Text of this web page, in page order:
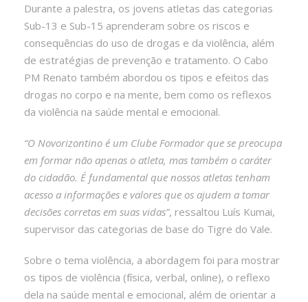
Durante a palestra, os jovens atletas das categorias
Sub-13 e Sub-15 aprenderam sobre os riscos e
consequências do uso de drogas e da violência, além
de estratégias de prevenção e tratamento. O Cabo
PM Renato também abordou os tipos e efeitos das
drogas no corpo e na mente, bem como os reflexos
da violência na saúde mental e emocional.
“O Novorizontino é um Clube Formador que se preocupa
em formar não apenas o atleta, mas também o caráter
do cidadão. É fundamental que nossos atletas tenham
acesso a informações e valores que os ajudem a tomar
decisões corretas em suas vidas”, ressaltou Luís Kumai,
supervisor das categorias de base do Tigre do Vale.
Sobre o tema violência, a abordagem foi para mostrar
os tipos de violência (física, verbal, online), o reflexo
dela na saúde mental e emocional, além de orientar a